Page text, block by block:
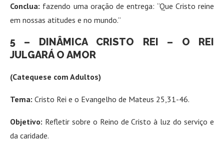
Conclua: fazendo uma oração de entrega: “Que Cristo reine
em nossas atitudes e no mundo.”
5 – DINÂMICA CRISTO REI – O REI
JULGARÁ O AMOR
(Catequese com Adultos)
Tema: Cristo Rei e o Evangelho de Mateus 25,31-46.
Objetivo: Refletir sobre o Reino de Cristo à luz do serviço e
da caridade.